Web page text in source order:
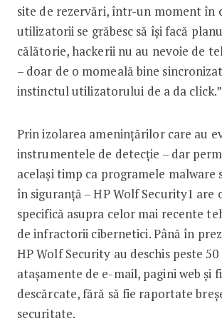
site de rezervări, într-un moment în
utilizatorii se grăbesc să își facă
călătorie, hackerii nu au nevoie de
– doar de o momeală bine
instinctul utilizatorului de a da click.”
Prin izolarea amenințărilor care au
instrumentele de detecție – dar
același timp ca programele malware
în siguranță – HP Wolf Security1 are
specifică asupra celor mai recente
de infractorii cibernetici. Până în
HP Wolf Security au deschis peste
atașamente de e-mail, pagini web și
descărcate, fără să fie raportate
securitate.